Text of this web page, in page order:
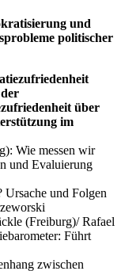
und
politischer
über
im
Wie messen wir
und Evaluierung
Ursache und Folgen
(Freiburg)/ Rafael
Führt
zwischen